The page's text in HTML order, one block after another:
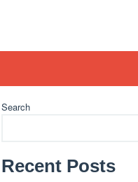
Search
Recent Posts